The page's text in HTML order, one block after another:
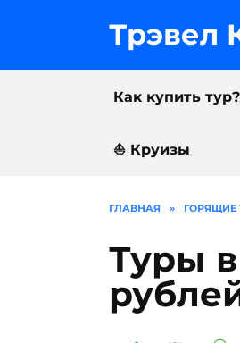
Трэвел
Как купить тур?
⛵️ Круизы
ГЛАВНАЯ » ГОРЯЩИЕ
Туры